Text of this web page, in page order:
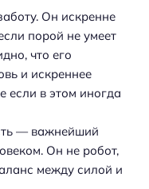
Он искренне
порой не умеет
что его
и искреннее
в этом иногда
— важнейший
Он не робот,
между силой и